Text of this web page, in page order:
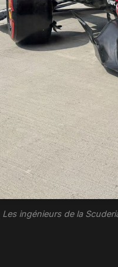
Les ingénieurs de la